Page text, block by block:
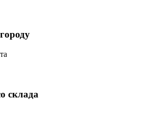
склада